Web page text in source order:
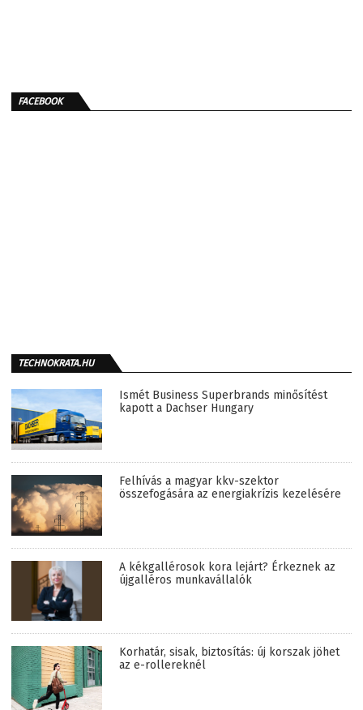
FACEBOOK
TECHNOKRATA.HU
Ismét Business Superbrands minősítést
kapott a Dachser Hungary
Felhívás a magyar kkv-szektor
összefogására az energiakrízis kezelésére
A kékgallérosok kora lejárt? Érkeznek az
újgalléros munkavállalók
Korhatár, sisak, biztosítás: új korszak jöhet
az e-rollereknél